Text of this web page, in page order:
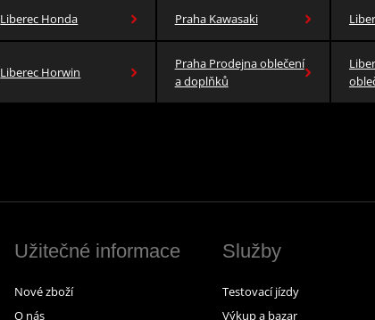
Liberec Honda Praha Kawasaki
Liberec Horwin
Praha Prodejna oblečení
a doplňků
Užitečné informace
Nové zboží
O nás
Služby
Testovací jízdy
Výkup a bazar